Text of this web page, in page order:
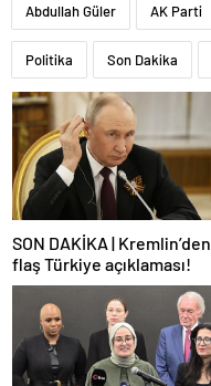
Abdullah Güler AK Parti
Politika Son Dakika
SON DAKİKA | Kremlin’den
flaş Türkiye açıklaması!